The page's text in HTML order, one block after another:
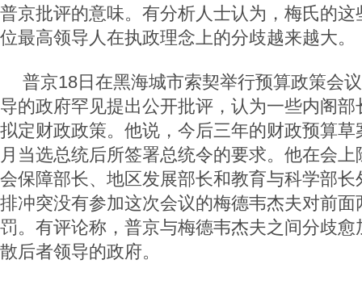
普京批评的意味。有分析人士认为，梅氏的
位最高领导人在执政理念上的分歧越来越大。
普京18日在黑海城市索契举行预算政策会
导的政府罕见提出公开批评，认为一些内阁
拟定财政政策。他说，今后三年的财政预算
月当选总统后所签署总统令的要求。他在会
会保障部长、地区发展部长和教育与科学部
排冲突没有参加这次会议的梅德韦杰夫对前
罚。有评论称，普京与梅德韦杰夫之间分歧
散后者领导的政府。